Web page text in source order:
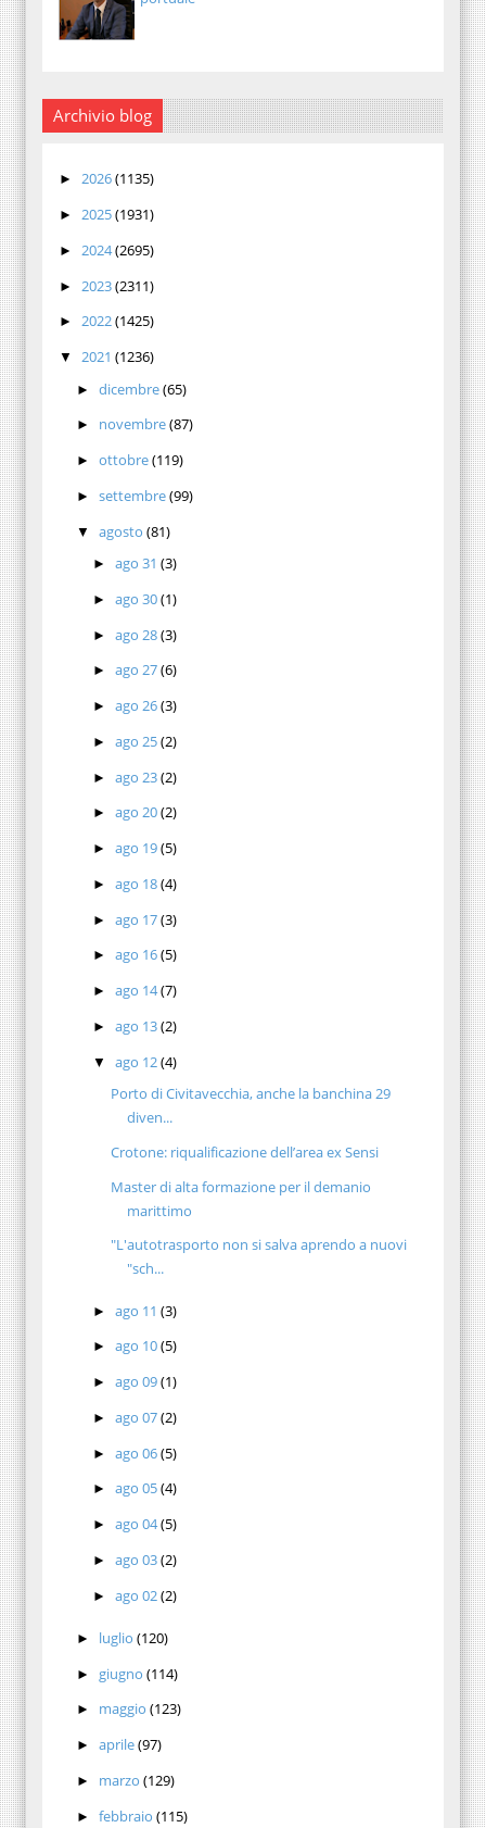
Archivio blog
► 2026(1135)
► 2025(1931)
► 2024(2695)
► 2023(2311)
► 2022(1425)
▼ 2021 (1236)
► dicembre(65)
► novembre(87)
► ottobre(119)
► settembre(99)
▼ agosto (81)
►ago 31(3)
►ago 30(1)
►ago 28(3)
►ago 27(6)
►ago 26(3)
►ago 25(2)
►ago 23(2)
►ago 20(2)
►ago 19(5)
►ago 18(4)
►ago 17(3)
►ago 16(5)
►ago 14(7)
►ago 13(2)
▼ago 12(4)
Porto di Civitavecchia, anche la banchina 29
diven...
Crotone: riqualificazione dell’area ex Sensi
Master di alta formazione per il demanio
marittimo
"L'autotrasporto non si salva aprendo a nuovi
"sch...
►ago 11(3)
►ago 10(5)
►ago 09(1)
►ago 07(2)
►ago 06(5)
►ago 05(4)
►ago 04(5)
►ago 03(2)
►ago 02(2)
► luglio (120)
► giugno (114)
► maggio (123)
► aprile(97)
► marzo (129)
► febbraio (115)